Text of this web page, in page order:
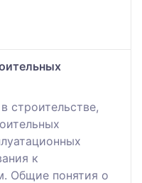
строительстве,
к
Общие понятия о